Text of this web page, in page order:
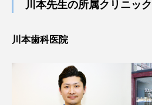
川本先生の所属クリニック
川本歯科医院